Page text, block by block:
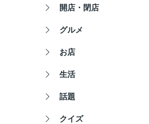
開店・閉店
グルメ
お店
生活
話題
クイズ